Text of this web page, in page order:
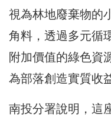
視為林地廢棄物的
角料，透過多元循
附加價值的綠色資
為部落創造實質收
南投分署說明，這